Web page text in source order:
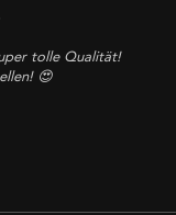
tolle Qualität!
😍